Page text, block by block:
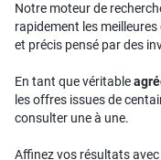
Notre moteur de
rapidement les
et précis pensé par des
En tant que véritable
les offres issues de
consulter une à une.
Affinez vos résultats